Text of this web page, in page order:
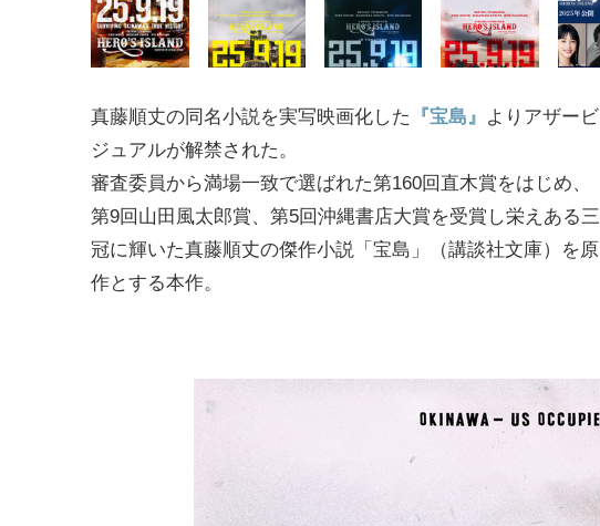
真藤順丈の同名小説を実写映画化した 『宝島』 よりアザービ
ジュアルが解禁された。
審査委員から満場一致で選ばれた第160回直木賞をはじめ、
第9回山田風太郎賞、第5回沖縄書店大賞を受賞し栄えある三
冠に輝いた真藤順丈の傑作小説「宝島」（講談社文庫）を原
作とする本作。